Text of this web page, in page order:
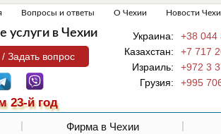
Вопросы и ответы О Чехии Новости
Задать вопрос
23-й год
услуги в Чехии Украина:
+38 044
Казахстан:
+7 717
Израиль:
+972 3
Грузия:
+995
Фирма в Чехии